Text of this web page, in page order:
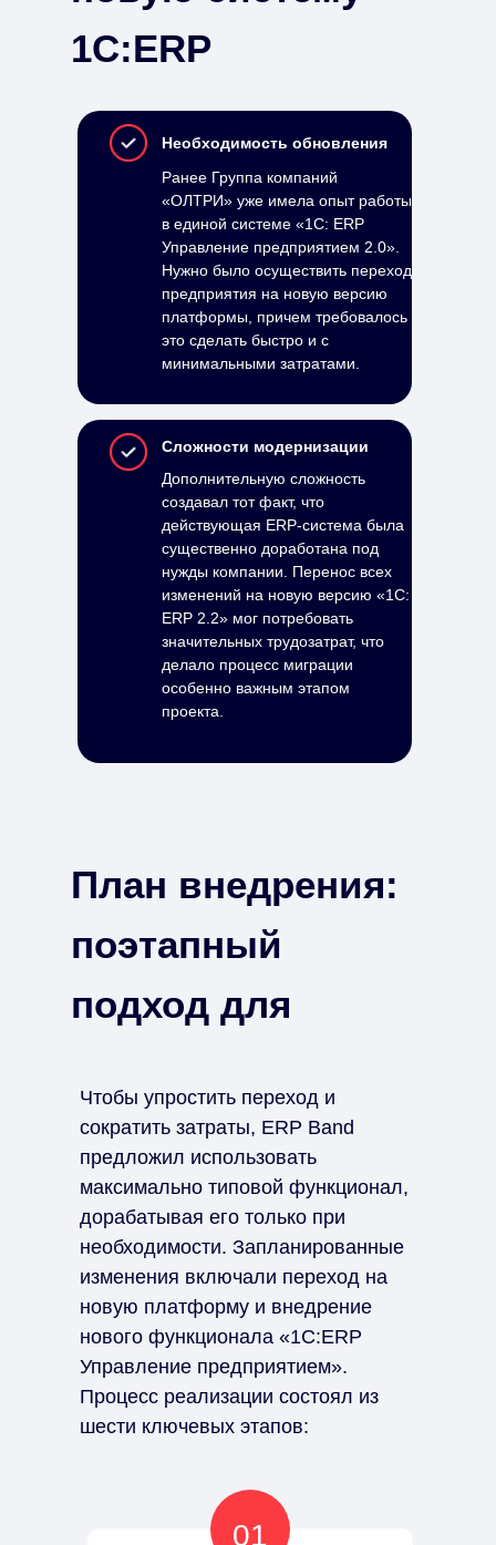
1С:ERP
Необходимость обновления
Ранее Группа компаний
«ОЛТРИ» уже имела опыт работы
в единой системе «1С: ERP
Управление предприятием 2.0».
Нужно было осуществить переход
предприятия на новую версию
платформы, причем требовалось
это сделать быстро и с
минимальными затратами.
Сложности модернизации
Дополнительную сложность
создавал тот факт, что
действующая ERP-система была
существенно доработана под
нужды компании. Перенос всех
изменений на новую версию «1С:
ERP 2.2» мог потребовать
значительных трудозатрат, что
делало процесс миграции
особенно важным этапом
проекта.
План внедрения:
поэтапный
подход для
Чтобы упростить переход и
сократить затраты, ERP Band
предложил использовать
максимально типовой функционал,
дорабатывая его только при
необходимости. Запланированные
изменения включали переход на
новую платформу и внедрение
нового функционала «1С:ERP
Управление предприятием».
Процесс реализации состоял из
шести ключевых этапов:
01